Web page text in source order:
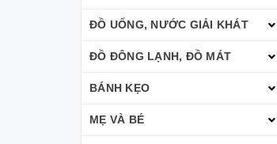
ĐỒ UỐNG, NƯỚC GIẢI KHÁT
ĐỒ ĐÔNG LẠNH, ĐỒ MÁT
BÁNH KẸO
MẸ VÀ BÉ